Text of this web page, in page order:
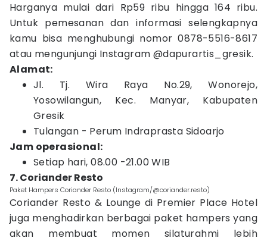
Harganya mulai dari Rp59 ribu hingga 164 ribu.
Untuk pemesanan dan informasi selengkapnya
kamu bisa menghubungi nomor 0878-5516-8617
atau mengunjungi Instagram @dapurartis_gresik.
Alamat:
Jl. Tj. Wira Raya No.29, Wonorejo,
Yosowilangun, Kec. Manyar, Kabupaten
Gresik
Tulangan - Perum Indraprasta Sidoarjo
Jam operasional:
Setiap hari, 08.00 -21.00 WIB
7. Coriander Resto
Paket Hampers Coriander Resto (Instagram/@coriander.resto)
Coriander Resto & Lounge di Premier Place Hotel
juga menghadirkan berbagai paket hampers yang
akan membuat momen silaturahmi lebih